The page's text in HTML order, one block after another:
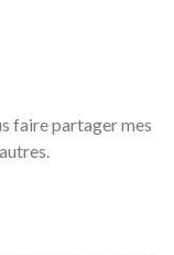
faire partager mes